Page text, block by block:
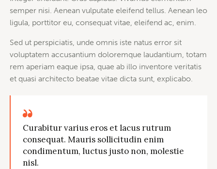
semper nisi. Aenean vulputate eleifend tellus. Aenean leo
ligula, porttitor eu, consequat vitae, eleifend ac, enim.
Sed ut perspiciatis, unde omnis iste natus error sit
voluptatem accusantium doloremque laudantium, totam
rem aperiam eaque ipsa, quae ab illo inventore veritatis
et quasi architecto beatae vitae dicta sunt, explicabo.
Curabitur varius eros et lacus rutrum
consequat. Mauris sollicitudin enim
condimentum, luctus justo non, molestie
nisl.